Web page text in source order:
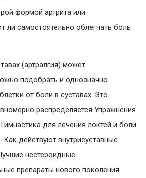
формой артрита или
ли самостоятельно облегчать боль
(артралгия) может
подобрать и однозначно
от боли в суставах. Это
распределяется Упражнения
для лечения локтей и боли
Как действуют внутрисуставные
нестероидные
препараты нового поколения.